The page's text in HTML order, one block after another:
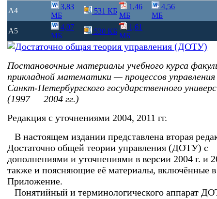
A4
3,83
МБ
531 КБ
1,46
МБ
4,56
МБ
A5
4,07
МБ
530 КБ
1,61
МБ
Постановочные материалы учебного курса
прикладной математики — процессов управления
Санкт-Петербургского государственного
(1997 — 2004 гг.)
Редакция с уточнениями 2004, 2011 гг.
В настоящем издании представлена вторая
Достаточно общей теории управления (ДОТУ) с
дополнениями и уточнениями в версии 2004 г. и
также и поясняющие её материалы, включённые в
Приложение.
Понятийный и терминологического аппарат